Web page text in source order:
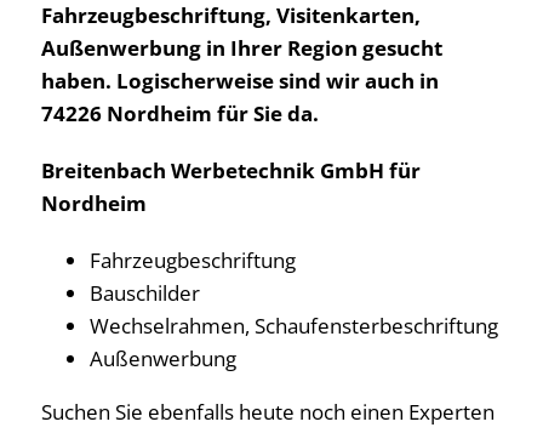
Fahrzeugbeschriftung, Visitenkarten,
Außenwerbung in Ihrer Region gesucht
haben. Logischerweise sind wir auch in
74226 Nordheim für Sie da.
Breitenbach Werbetechnik GmbH für
Nordheim
Fahrzeugbeschriftung
Bauschilder
Wechselrahmen, Schaufensterbeschriftung
Außenwerbung
Suchen Sie ebenfalls heute noch einen Experten